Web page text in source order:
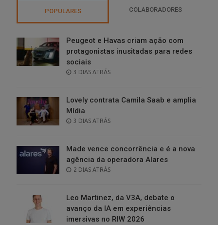
POPULARES COLABORADORES
Peugeot e Havas criam ação com
protagonistas inusitadas para redes
sociais
POSTED
3 DIAS ATRÁS
Lovely contrata Camila Saab e amplia
Mídia
POSTED
3 DIAS ATRÁS
Made vence concorrência e é a nova
agência da operadora Alares
POSTED
2 DIAS ATRÁS
Leo Martinez, da V3A, debate o
avanço da IA em experiências
imersivas no RIW 2026